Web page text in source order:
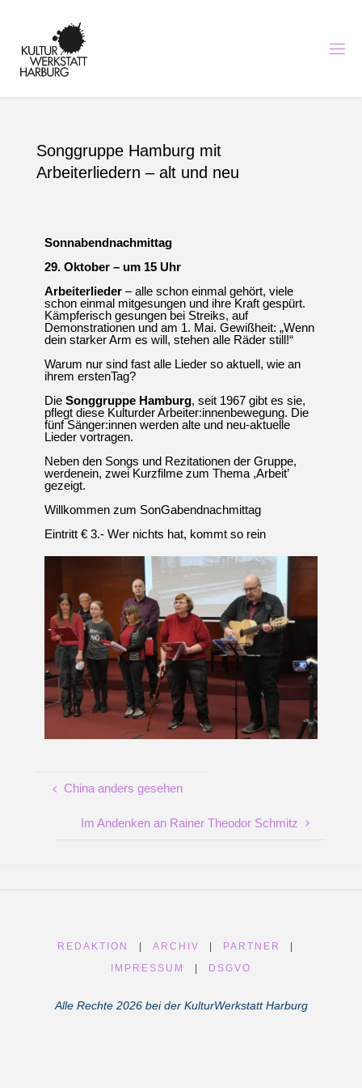
RB
UR
, M
U S
UN
D
BI
LD
UN
G
A
M
KA
NA
LP
LA
Songgruppe Hamburg mit
Arbeiterliedern – alt und neu
Sonnabendnachmittag
29. Oktober – um 15 Uhr
Arbeiterlieder– alle schon einmal gehört, viele
schon einmal mitgesungen und ihre Kraft gespürt.
Kämpferisch gesungen bei Streiks, auf
Demonstrationen und am 1. Mai. Gewißheit: „Wenn
dein starker Arm es will, stehen alle Räder still!“
Warum nur sind fast alle Lieder so aktuell, wie an
ihrem erstenTag?
Die Songgruppe Hamburg, seit 1967 gibt es sie,
pflegt diese Kulturder Arbeiter:innenbewegung. Die
fünf Sänger:innen werden alte und neu-aktuelle
Lieder vortragen.
Neben den Songs und Rezitationen der Gruppe,
werdenein, zwei Kurzfilme zum Thema ,Arbeit’
gezeigt.
Willkommen zum SonGabendnachmittag
Eintritt € 3.- Wer nichts hat, kommt so rein
China anders gesehen
Im Andenken an Rainer Theodor Schmitz
REDAKTION | ARCHIV | PARTNER
|
IMPRESSUM
| DSGVO
Alle Rechte 2026 bei der KulturWerkstatt Harburg